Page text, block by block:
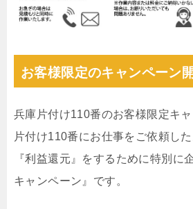
お客様限定のキャンペーン
兵庫片付け110番のお客様限定キ
片付け110番にお仕事をご依頼した
『利益還元』をするために特別に
キャンペーン』です。